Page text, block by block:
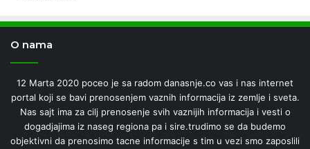
O nama
12 Marta 2020 poceo je sa radom danasnje.co vas i nas internet
portal koji se bavi prenosenjem vaznih informacija iz zemlje i sveta.
Nas sajt ima za cilj prenosenje svih vaznijih informacija i vesti o
dogadjajima iz naseg regiona pa i sire.trudimo se da budemo
objektivni da prenosimo tacne informacije s tim u vezi smo zaposlili